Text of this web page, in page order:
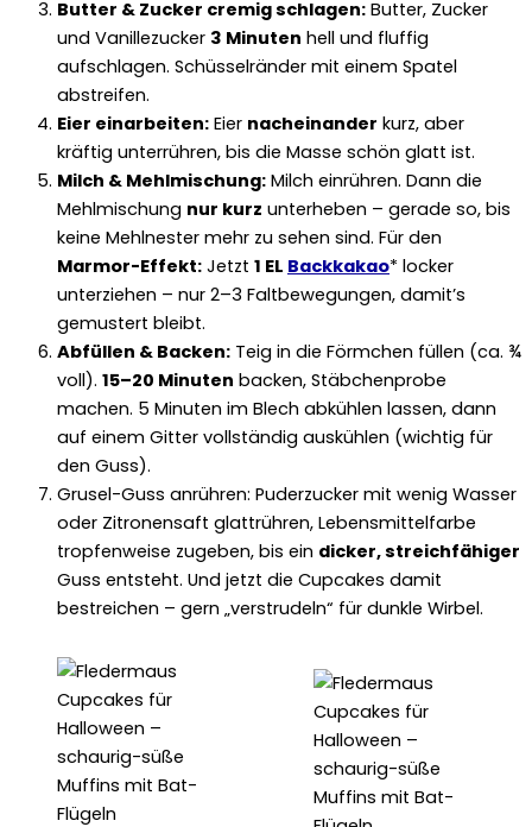
Butter & Zucker cremig schlagen: Butter, Zucker
und Vanillezucker 3 Minuten hell und fluffig
aufschlagen. Schüsselränder mit einem Spatel
abstreifen.
Eier einarbeiten: Eier nacheinander kurz, aber
kräftig unterrühren, bis die Masse schön glatt ist.
Milch & Mehlmischung: Milch einrühren. Dann die
Mehlmischung nur kurz unterheben – gerade so, bis
keine Mehlnester mehr zu sehen sind. Für den
Marmor-Effekt: Jetzt 1 EL Backkakao* locker
unterziehen – nur 2–3 Faltbewegungen, damit’s
gemustert bleibt.
Abfüllen & Backen: Teig in die Förmchen füllen (ca. ¾
voll). 15–20 Minuten backen, Stäbchenprobe
machen. 5 Minuten im Blech abkühlen lassen, dann
auf einem Gitter vollständig auskühlen (wichtig für
den Guss).
Grusel-Guss anrühren: Puderzucker mit wenig Wasser
oder Zitronensaft glattrühren, Lebensmittelfarbe
tropfenweise zugeben, bis ein dicker, streichfähiger
Guss entsteht. Und jetzt die Cupcakes damit
bestreichen – gern „verstrudeln“ für dunkle Wirbel.